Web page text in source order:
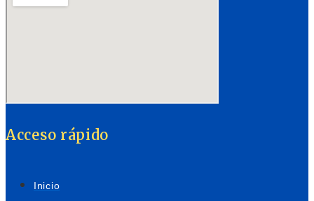
Acceso rápido
Inicio